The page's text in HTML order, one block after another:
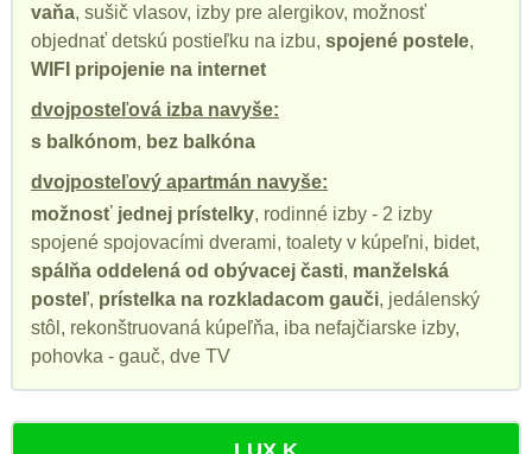
vaňa, sušič vlasov, izby pre alergikov, možnosť
objednať detskú postieľku na izbu, spojené postele,
WIFI pripojenie na internet
dvojposteľová izba navyše:
s balkónom, bez balkóna
dvojposteľový apartmán navyše:
možnosť jednej prístelky, rodinné izby - 2 izby
spojené spojovacími dverami, toalety v kúpeľni, bidet,
spálňa oddelená od obývacej časti, manželská
posteľ, prístelka na rozkladacom gauči, jedálenský
stôl, rekonštruovaná kúpeľňa, iba nefajčiarske izby,
pohovka - gauč, dve TV